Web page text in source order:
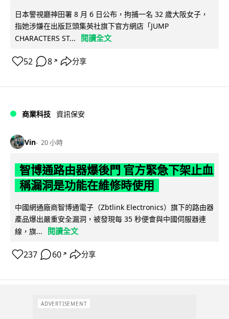
日本警視廳神田署 8 月 6 日公布，拘捕一名 32 歲大阪女子，
指她涉嫌在出版巨頭集英社旗下官方網店「JUMP
CHARACTERS ST...
閱讀全文
52 8 ↗ 分享
商業科技 資訊保安
Vin 20 小時
智博通路由器爆後門 官方緊急下架止血
稱漏洞是功能在維修時使用
中國網通廠商智博通電子（Zbtlink Electronics）旗下的路由器
產品爆出嚴重安全漏洞，被發現每 35 秒便會與中國伺服器連
線，旗...
閱讀全文
237 60 ↗ 分享
ADVERTISEMENT